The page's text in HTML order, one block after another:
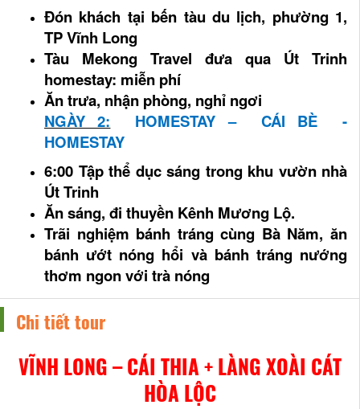
Đón khách tại bến tàu du lịch, phường 1,
TP Vĩnh Long
Tàu Mekong Travel đưa qua Út Trinh
homestay: miễn phí
Ăn trưa, nhận phòng, nghỉ ngơi
NGÀY 2: HOMESTAY – CÁI BÈ -
HOMESTAY
6:00 Tập thể dục sáng trong khu vườn nhà
Út Trinh
Ăn sáng, đi thuyền Kênh Mương Lộ.
Trãi nghiệm bánh tráng cùng Bà Năm, ăn
bánh ướt nóng hổi và bánh tráng nướng
thơm ngon với trà nóng
Chi tiết tour
VĨNH LONG – CÁI THIA + LÀNG XOÀI CÁT
HÒA LỘC